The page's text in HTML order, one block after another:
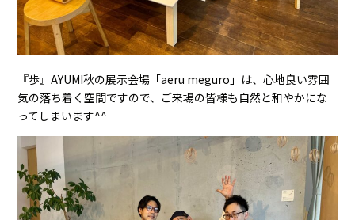
『歩』AYUMI秋の展示会場「aeru meguro」は、心地良い雰囲
気の落ち着く空間ですので、ご来場の皆様も自然と和やかにな
ってしまいます^^